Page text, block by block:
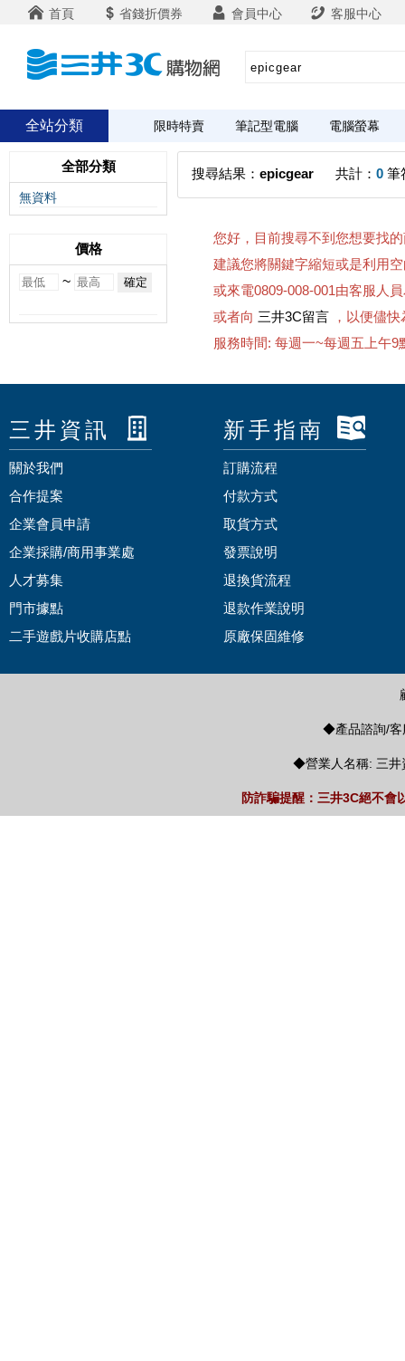
首頁 省錢折價券 會員中心 客服中心
全站分類 限時特賣 筆記型電腦 電腦螢幕
全部分類
無資料
價格
~
搜尋結果： epicgear 共計： 0 筆
您好，目前搜尋不到您想要找
建議您將關鍵字縮短或是利用
或來電0809-008-001由客服人
或者向 三井3C留言 ，以便儘
服務時間: 每週一~每週五上午9
三井資訊
關於我們
合作提案
企業會員申請
企業採購/商用事業處
人才募集
門市據點
二手遊戲片收購店點
新手指南
訂購流程
付款方式
取貨方式
發票說明
退換貨流程
退款作業說明
原廠保固維修
◆產品諮詢/客
◆營業人名稱: 三井
防詐騙提醒：三井3C絕不會